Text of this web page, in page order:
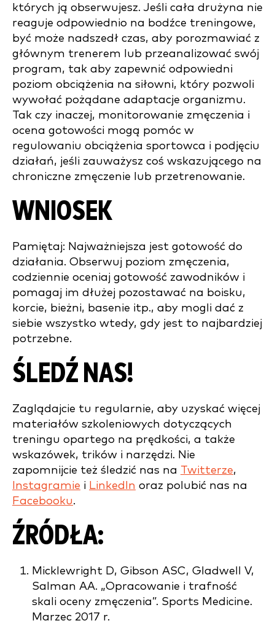
których ją obserwujesz. Jeśli cała drużyna nie
reaguje odpowiednio na bodźce treningowe,
być może nadszedł czas, aby porozmawiać z
głównym trenerem lub przeanalizować swój
program, tak aby zapewnić odpowiedni
poziom obciążenia na siłowni, który pozwoli
wywołać pożądane adaptacje organizmu.
Tak czy inaczej, monitorowanie zmęczenia i
ocena gotowości mogą pomóc w
regulowaniu obciążenia sportowca i podjęciu
działań, jeśli zauważysz coś wskazującego na
chroniczne zmęczenie lub przetrenowanie.
WNIOSEK
Pamiętaj: Najważniejsza jest gotowość do
działania. Obserwuj poziom zmęczenia,
codziennie oceniaj gotowość zawodników i
pomagaj im dłużej pozostawać na boisku,
korcie, bieżni, basenie itp., aby mogli dać z
siebie wszystko wtedy, gdy jest to najbardziej
potrzebne.
ŚLEDŹ NAS!
Zaglądajcie tu regularnie, aby uzyskać więcej
materiałów szkoleniowych dotyczących
treningu opartego na prędkości, a także
wskazówek, trików i narzędzi. Nie
zapomnijcie też śledzić nas na Twitterze,
Instagramie i LinkedIn oraz polubić nas na
Facebooku.
ŹRÓDŁA:
Micklewright D, Gibson ASC, Gladwell V,
Salman AA. „Opracowanie i trafność
skali oceny zmęczenia”. Sports Medicine.
Marzec 2017 r.